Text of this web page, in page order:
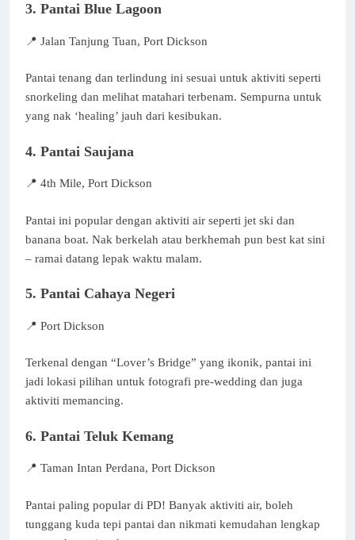
3. Pantai Blue Lagoon
📍 Jalan Tanjung Tuan, Port Dickson
Pantai tenang dan terlindung ini sesuai untuk aktiviti seperti
snorkeling dan melihat matahari terbenam. Sempurna untuk
yang nak ‘healing’ jauh dari kesibukan.
4. Pantai Saujana
📍 4th Mile, Port Dickson
Pantai ini popular dengan aktiviti air seperti jet ski dan
banana boat. Nak berkelah atau berkhemah pun best kat sini
– ramai datang lepak waktu malam.
5. Pantai Cahaya Negeri
📍 Port Dickson
Terkenal dengan “Lover’s Bridge” yang ikonik, pantai ini
jadi lokasi pilihan untuk fotografi pre-wedding dan juga
aktiviti memancing.
6. Pantai Teluk Kemang
📍 Taman Intan Perdana, Port Dickson
Pantai paling popular di PD! Banyak aktiviti air, boleh
tunggang kuda tepi pantai dan nikmati kemudahan lengkap